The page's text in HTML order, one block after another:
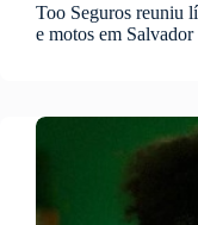
Too Seguros reuniu
e motos em Salvador